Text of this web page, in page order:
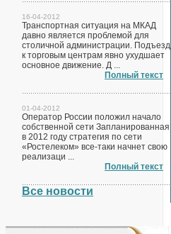
16-04-2012
Транспортная ситуация на МКАД
давно является проблемой для
столичной администрации. Подъезд
к торговым центрам явно ухудшает
основное движение. Д ...
Полный текст
01-04-2012
Оператор России положил начало
собственной сети Запланированная
в 2012 году стратегия по сети
«Ростелеком» все-таки начнет свою
реализаци ...
Полный текст
Все новости